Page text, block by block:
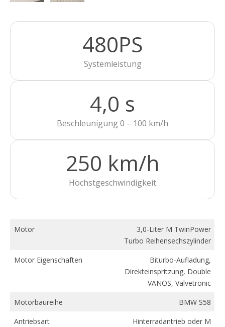
480PS
Systemleistung
4,0 s
Beschleunigung 0 – 100 km/h
250 km/h
Höchstgeschwindigkeit
Motor
3,0-Liter M TwinPower
Turbo Reihensechszylinder
Motor Eigenschaften
Biturbo-Aufladung,
Direkteinspritzung, Double
VANOS, Valvetronic
Motorbaureihe
BMW S58
Antriebsart
Hinterradantrieb oder M